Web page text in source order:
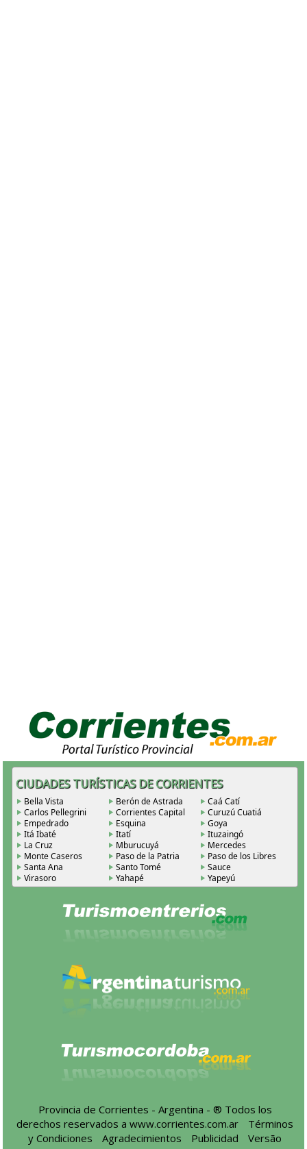
CIUDADES TURÍSTICAS DE CORRIENTES
Bella Vista Berón de Astrada
Caá Catí
Carlos Pellegrini
Corrientes Capital
Curuzú Cuatiá
Empedrado
Esquina
Goya
Itá Ibaté
Itatí
Ituzaingó
La Cruz
Mburucuyá
Mercedes
Monte Caseros
Paso de la Patria
Paso de los Libres
Santa Ana
Santo Tomé
Sauce
Virasoro
Yahapé Yapeyú
Provincia de Corrientes - Argentina - ® Todos los
derechos reservados a www.corrientes.com.ar
Términos
y Condiciones -Agradecimientos Publicidad -Versão